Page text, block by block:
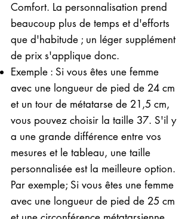
Comfort. La personnalisation prend
beaucoup plus de temps et d'efforts
que d'habitude ; un léger supplément
de prix s'applique donc.
Exemple : Si vous êtes une femme
avec une longueur de pied de 24 cm
et un tour de métatarse de 21,5 cm,
vous pouvez choisir la taille 37. S'il y
a une grande différence entre vos
mesures et le tableau, une taille
personnalisée est la meilleure option.
Par exemple; Si vous êtes une femme
avec une longueur de pied de 25 cm